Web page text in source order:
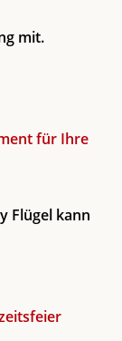
mit.
für Ihre
Flügel kann